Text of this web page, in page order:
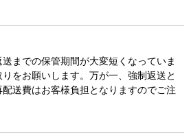
までの保管期間が大変短くなっていま
をお願いします。万が一、強制返送と
送費はお客様負担となりますのでご注